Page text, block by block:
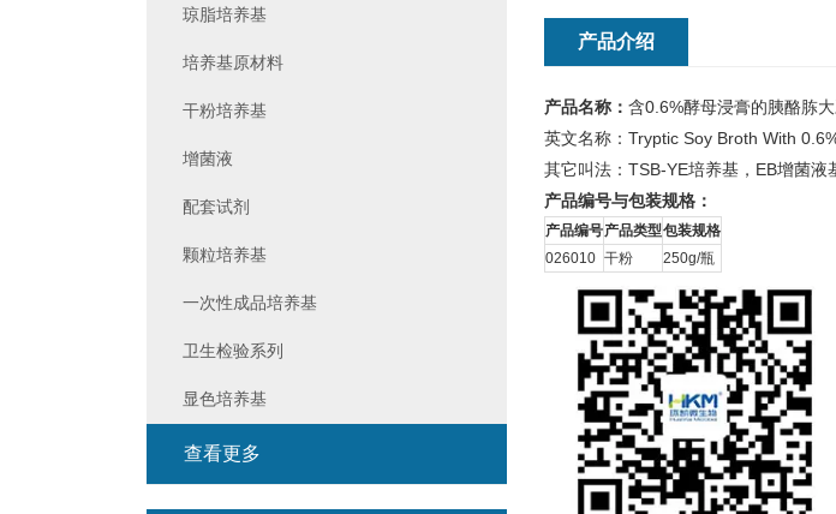
产品介绍
产品名称： 含0.6%酵母浸膏的胰酪胨
英文名称：Tryptic Soy Broth With
其它叫法：TSB-YE培养基，EB增菌液
产品编号与包装规格：
产品编号产品类型包装规格
026010 干粉 250g/瓶
琼脂培养基
培养基原材料
干粉培养基
增菌液
配套试剂
颗粒培养基
一次性成品培养基
卫生检验系列
显色培养基
查看更多